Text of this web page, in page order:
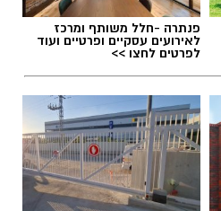
פנתרה -חלל משותף ומרכז
לאירועים עסקיים ופרטיים ועוד
לפרטים לחצו >>